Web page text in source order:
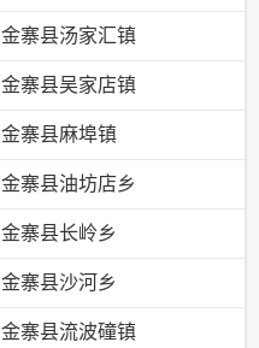
金寨县汤家汇镇
金寨县吴家店镇
金寨县麻埠镇
金寨县油坊店乡
金寨县长岭乡
金寨县沙河乡
金寨县流波䃥镇